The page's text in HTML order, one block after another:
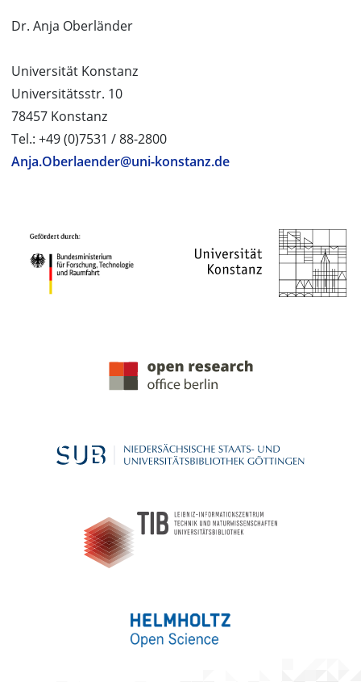
Dr. Anja Oberländer
Universität Konstanz
Universitätsstr. 10
78457 Konstanz
Tel.: +49 (0)7531 / 88-2800
Anja.Oberlaender@uni-konstanz.de